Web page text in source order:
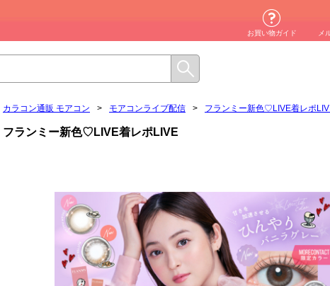
お買い物ガイド メ
カラコン通販 モアコン > モアコンライブ配信 > フランミー新色♡LIVE着レポ
フランミー新色♡LIVE着レポLIVE